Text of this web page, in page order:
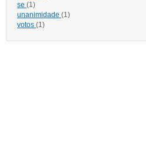
se (1)
unanimidade (1)
votos (1)